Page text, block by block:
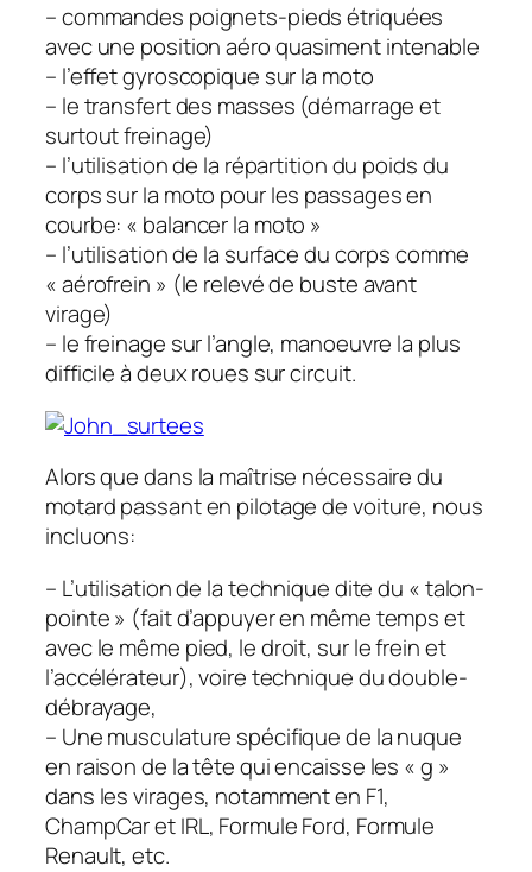
– commandes poignets-pieds étriquées
avec une position aéro quasiment intenable
– l’effet gyroscopique sur la moto
– le transfert des masses (démarrage et
surtout freinage)
– l’utilisation de la répartition du poids du
corps sur la moto pour les passages en
courbe: « balancer la moto »
– l’utilisation de la surface du corps comme
« aérofrein » (le relevé de buste avant
virage)
– le freinage sur l’angle, manoeuvre la plus
difficile à deux roues sur circuit.
Alors que dans la maîtrise nécessaire du
motard passant en pilotage de voiture, nous
incluons:
– L’utilisation de la technique dite du « talon-
pointe » (fait d’appuyer en même temps et
avec le même pied, le droit, sur le frein et
l’accélérateur), voire technique du double-
débrayage,
– Une musculature spécifique de la nuque
en raison de la tête qui encaisse les « g »
dans les virages, notamment en F1,
ChampCar et IRL, Formule Ford, Formule
Renault, etc.